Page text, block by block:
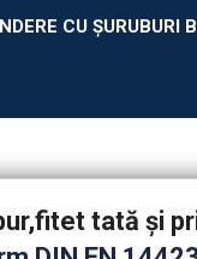
CU ŞURUBURI
tată şi